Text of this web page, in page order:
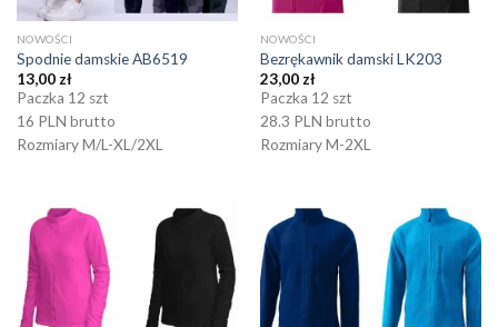
NOWOŚCI
Spodnie damskie AB6519
13,00 zł
Paczka 12 szt
16 PLN brutto
Rozmiary M/L-XL/2XL
NOWOŚCI
Bezrękawnik damski LK203
23,00 zł
Paczka 12 szt
28.3 PLN brutto
Rozmiary M-2XL